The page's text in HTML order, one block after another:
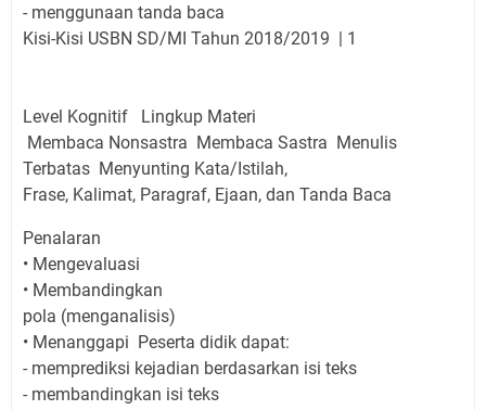
- menggunaan tanda baca
Kisi-Kisi USBN SD/MI Tahun 2018/2019 | 1
Level Kognitif
Lingkup Materi
Membaca Nonsastra Membaca Sastra Menulis
Terbatas Menyunting Kata/Istilah,
Frase, Kalimat, Paragraf, Ejaan, dan Tanda Baca
Penalaran
• Mengevaluasi
• Membandingkan
pola (menganalisis)
• Menanggapi Peserta didik dapat:
- memprediksi kejadian berdasarkan isi teks
- membandingkan isi teks